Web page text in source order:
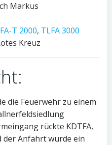
Markus
T 2000, TLFA 3000
Kreuz
die Feuerwehr zu einem
rückte KDTFA,
der Anfahrt wurde ein